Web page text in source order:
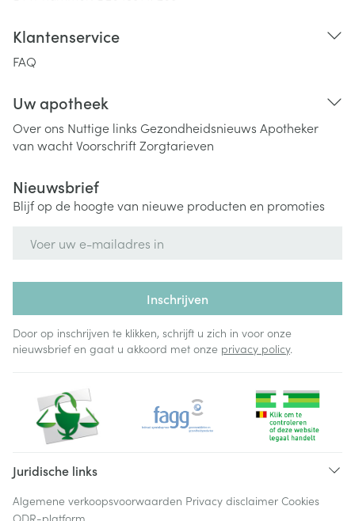
Klantenservice
FAQ
Uw apotheek
Over ons Nuttige links Gezondheidsnieuws Apotheker
van wachtVoorschriftZorgtarieven
Nieuwsbrief
Blijf op de hoogte van nieuwe producten en promoties
Inschrijven
Door op inschrijven te klikken, schrijft u zich in voor onze
nieuwsbrief en gaat u akkoord met onze privacy policy.
Juridische links
Algemene verkoopsvoorwaarden Privacy disclaimer Cookies
ODR-platform